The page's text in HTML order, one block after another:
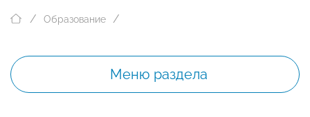
Образование
Меню раздела